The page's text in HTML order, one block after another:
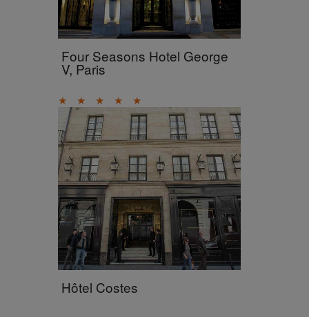
Four Seasons Hotel George
V, Paris
★ ★ ★ ★ ★
Hôtel Costes